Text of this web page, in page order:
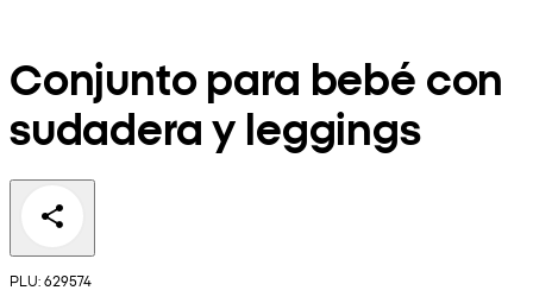
Conjunto para bebé con
sudadera y leggings
PLU: 629574